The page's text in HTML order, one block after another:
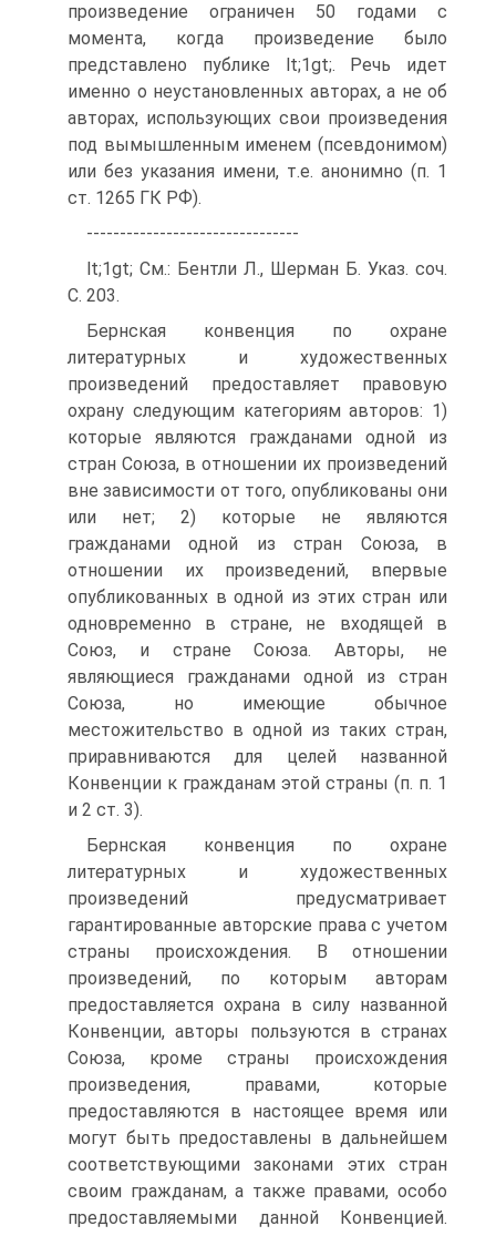
произведение ограничен 50 годами с
момента, когда произведение было
представлено публике lt;1gt;. Речь идет
именно о неустановленных авторах, а не об
авторах, использующих свои произведения
под вымышленным именем (псевдонимом)
или без указания имени, т.е. анонимно (п. 1
ст. 1265 ГК РФ).
--------------------------------
lt;1gt; См.: Бентли Л., Шерман Б. Указ. соч.
С. 203.
Бернская конвенция по охране
литературных и художественных
произведений предоставляет правовую
охрану следующим категориям авторов: 1)
которые являются гражданами одной из
стран Союза, в отношении их произведений
вне зависимости от того, опубликованы они
или нет; 2) которые не являются
гражданами одной из стран Союза, в
отношении их произведений, впервые
опубликованных в одной из этих стран или
одновременно в стране, не входящей в
Союз, и стране Союза. Авторы, не
являющиеся гражданами одной из стран
Союза, но имеющие обычное
местожительство в одной из таких стран,
приравниваются для целей названной
Конвенции к гражданам этой страны (п. п. 1
и 2 ст. 3).
Бернская конвенция по охране
литературных и художественных
произведений предусматривает
гарантированные авторские права с учетом
страны происхождения. В отношении
произведений, по которым авторам
предоставляется охрана в силу названной
Конвенции, авторы пользуются в странах
Союза, кроме страны происхождения
произведения, правами, которые
предоставляются в настоящее время или
могут быть предоставлены в дальнейшем
соответствующими законами этих стран
своим гражданам, а также правами, особо
предоставляемыми данной Конвенцией.